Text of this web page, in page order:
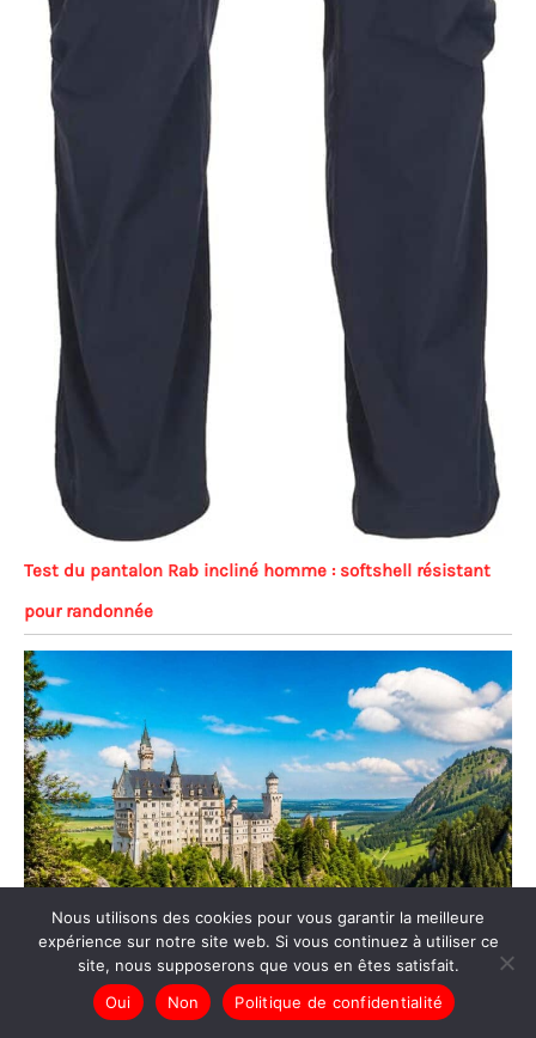
Test du pantalon Rab incliné homme : softshell résistant
pour randonnée
Expériences nature & outdoor en Allemagne
Nous utilisons des cookies pour vous garantir la meilleure
expérience sur notre site web. Si vous continuez à utiliser ce
site, nous supposerons que vous en êtes satisfait.
Oui
Non Politique de confidentialité